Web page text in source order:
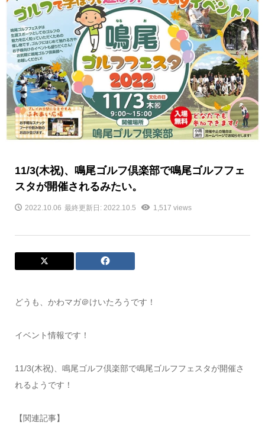
11/3(木祝)、鳴尾ゴルフ倶楽部で鳴尾ゴルフフェ
スタが開催されるみたい。
2022.10.06 最終更新日: 2022.10.5 1,517 views
どうも、かわマガ＠けいたろうです！
イベント情報です！
11/3(木祝)、鳴尾ゴルフ倶楽部で鳴尾ゴルフフェスタが開催さ
れるようです！
【関連記事】